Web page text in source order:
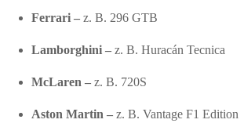
Ferrari – z. B. 296 GTB
Lamborghini – z. B. Huracán Tecnica
McLaren – z. B. 720S
Aston Martin – z. B. Vantage F1 Edition